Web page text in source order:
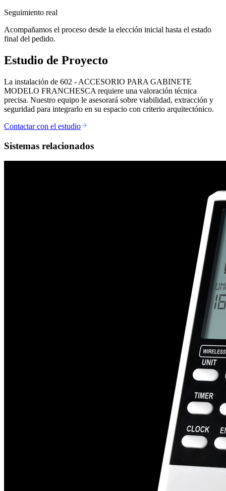
Seguimiento real
Acompañamos el proceso desde la elección inicial hasta el estado
final del pedido.
Estudio de Proyecto
La instalación de 602 - ACCESORIO PARA GABINETE
MODELO FRANCHESCA requiere una valoración técnica
precisa. Nuestro equipo le asesorará sobre viabilidad, extracción y
seguridad para integrarlo en su espacio con criterio arquitectónico.
Contactar con el estudio
Sistemas relacionados